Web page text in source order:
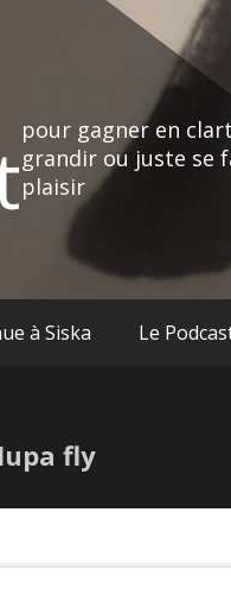
pour gagner en
grandir ou juste se
plaisir
à Siska Le
fly